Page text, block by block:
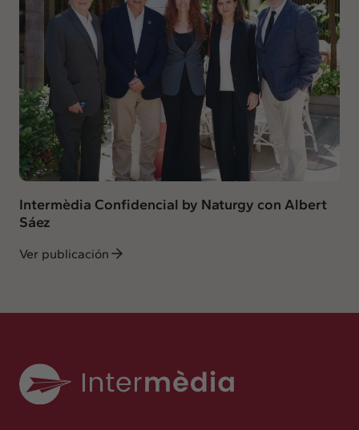
Intermèdia Confidencial by Naturgy con Albert
Sáez
Ver publicación